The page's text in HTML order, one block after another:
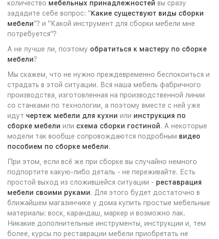
количество мебельных принадлежностей вы сразу
зададите себе вопрос: "Какие существуют виды сборки
мебели"? и "Какой инструмент для сборки мебели мне
потребуется"?
А не лучше ли, поэтому обратиться к мастеру по сборке
мебели?
Мы скажем, что не нужно преждевременно беспокоиться и
страдать в этой ситуации. Вся наша мебель фабричного
производства, изготовленная на производственной линии
со станками по технологии, а поэтому вместе с ней уже
идут чертеж мебели для кухни или инструкция по
сборке мебели или схема сборки гостиной. А некоторые
модели так вообще сопровождаются подробным видео
пособием по сборке мебели.
При этом, если всё же при сборке вы случайно немного
подпортите какую-либо деталь - не переживайте. Есть
простой выход из сложившейся ситуации - реставрация
мебели своими руками. Для этого будет достаточно в
ближайшем магазинчике у дома купить простые мебельные
материалы: воск, карандаш, маркер и возможно лак.
Никакие дополнительные инструменты, инструкции и, тем
более, курсы по реставрации мебели приобретать не